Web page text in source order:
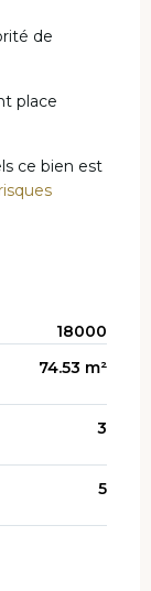
de
place
ce bien est
18000
74.53 m²
3
5